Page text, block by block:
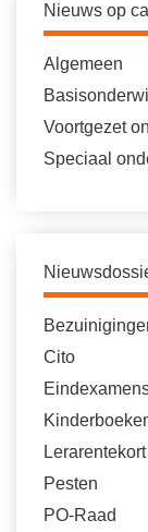
Nieuws op
Algemeen
Voortgezet
Speciaal
Cito
Lerarentekort
Pesten
PO-Raad